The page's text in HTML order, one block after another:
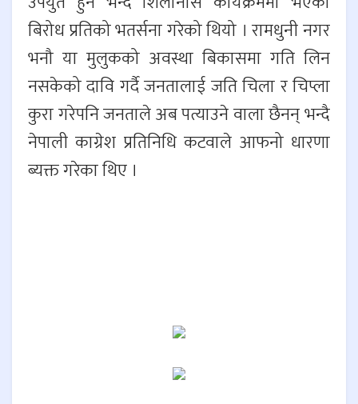
बिरोध प्रतिको भतर्सना गरेको थियो । रामधुनी नगर
भनौ या मुलुकको अवस्था बिकासमा गति लिन
नसकेको दावि गर्दै जनतालाई जति चिला र चिप्ला
कुरा गरेपनि जनताले अब पत्याउने वाला छैनन् भन्दै
नेपाली काग्रेश प्रतिनिधि कटवाले आफनो धारणा
ब्यक्त गरेका थिए ।